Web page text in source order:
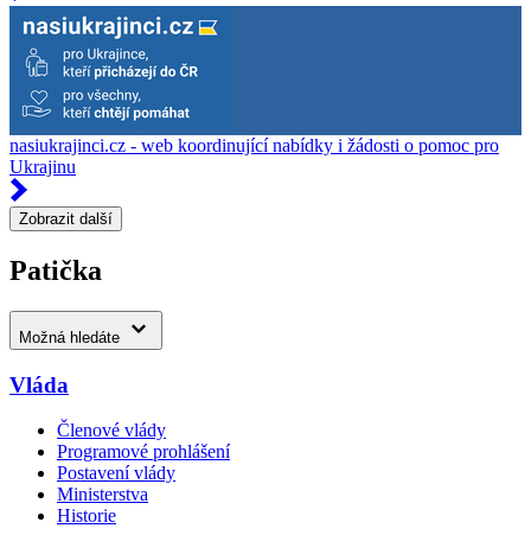
nasiukrajinci.cz - web koordinující nabídky i žádosti o pomoc pro
Ukrajinu
Zobrazit další
Patička
Možná hledáte
Vláda
Členové vlády
Programové prohlášení
Postavení vlády
Ministerstva
Historie